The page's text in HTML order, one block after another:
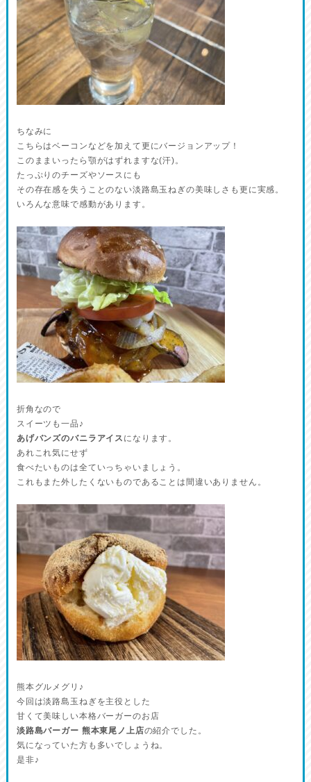
ちなみに
こちらはベーコンなどを加えて更にバージョンアップ！
このままいったら顎がはずれますな(汗)。
たっぷりのチーズやソースにも
その存在感を失うことのない淡路島玉ねぎの美味しさも更に実感。
いろんな意味で感動があります。
折角なので
スイーツも一品♪
あげバンズのバニラアイス になります。
あれこれ気にせず
食べたいものは全ていっちゃいましょう。
これもまた外したくないものであることは間違いありません。
熊本グルメグリ♪
今回は淡路島玉ねぎを主役とした
甘くて美味しい本格バーガーのお店
淡路島バーガー 熊本東尾ノ上店の紹介でした。
気になっていた方も多いでしょうね。
是非♪